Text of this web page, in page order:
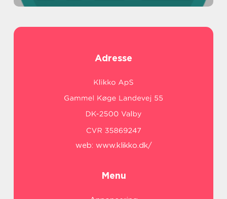
Adresse
web: www.klikko.dk/
Menu